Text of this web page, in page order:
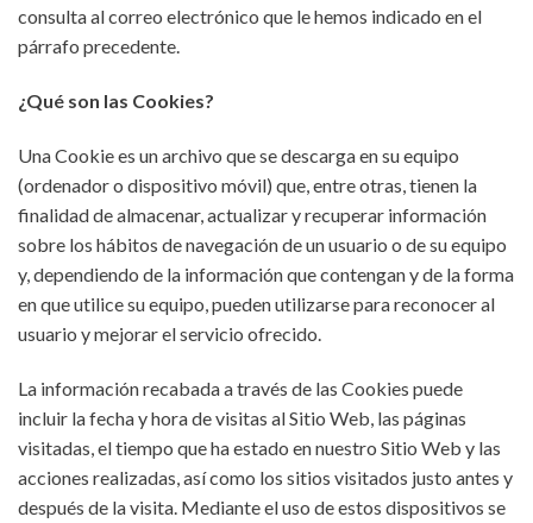
consulta al correo electrónico que le hemos indicado en el
párrafo precedente.
¿Qué son las Cookies?
Una Cookie es un archivo que se descarga en su equipo
(ordenador o dispositivo móvil) que, entre otras, tienen la
finalidad de almacenar, actualizar y recuperar información
sobre los hábitos de navegación de un usuario o de su equipo
y, dependiendo de la información que contengan y de la forma
en que utilice su equipo, pueden utilizarse para reconocer al
usuario y mejorar el servicio ofrecido.
La información recabada a través de las Cookies puede
incluir la fecha y hora de visitas al Sitio Web, las páginas
visitadas, el tiempo que ha estado en nuestro Sitio Web y las
acciones realizadas, así como los sitios visitados justo antes y
después de la visita. Mediante el uso de estos dispositivos se